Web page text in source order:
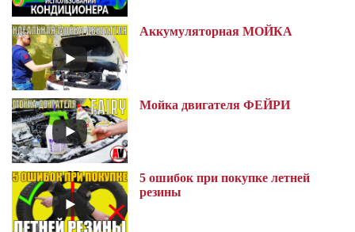
Аккумуляторная МОЙКА
Мойка двигателя ФЕЙРИ
5 ошибок при покупке летней
резины